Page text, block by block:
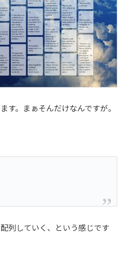
す。まぁそんだけなんですが。
列していく、という感じです